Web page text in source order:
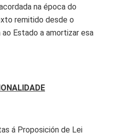
na época do
remitido desde o
Estado a amortizar esa
á Proposición de Lei